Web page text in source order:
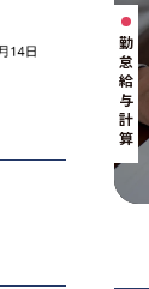
勤
怠・
給
与
計
算